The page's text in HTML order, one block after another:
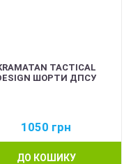
TACTICAL
ШОРТИ ДПСУ
1050 грн
ДО КОШИКУ